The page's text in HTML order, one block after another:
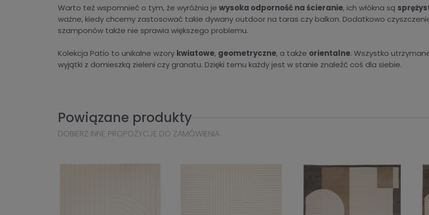
Warto też wspomnieć o tym, że wyróżnia je wysoka odporność na ścieranie, ich włókna są
ważne, kiedy chcemy zastosować takie dywany outdoor na taras czy balkon. Dodatkowo
szamponów także nie sprawia większego problemu.
Kolekcja Patio to unikalne wzory kwiatowe, geometryczne, a także orientalne. Wszystko
wyjątki z domieszką zieleni czy granatu. Dzięki temu każdy jest w stanie znaleźć coś dla siebie.
Powiązane produkty
DOBIERZ INNE PROPOZYCJE DO ZAMÓWIENIA